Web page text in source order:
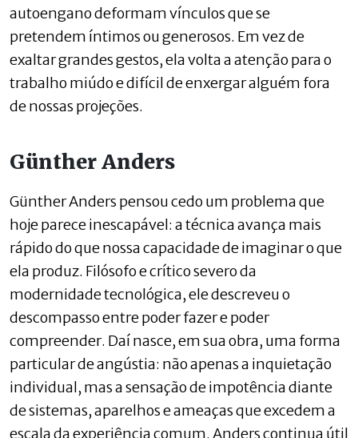
autoengano deformam vínculos que se
pretendem íntimos ou generosos. Em vez de
exaltar grandes gestos, ela volta a atenção para o
trabalho miúdo e difícil de enxergar alguém fora
de nossas projeções.
Günther Anders
Günther Anders pensou cedo um problema que
hoje parece inescapável: a técnica avança mais
rápido do que nossa capacidade de imaginar o que
ela produz. Filósofo e crítico severo da
modernidade tecnológica, ele descreveu o
descompasso entre poder fazer e poder
compreender. Daí nasce, em sua obra, uma forma
particular de angústia: não apenas a inquietação
individual, mas a sensação de impotência diante
de sistemas, aparelhos e ameaças que excedem a
escala da experiência comum. Anders continua útil